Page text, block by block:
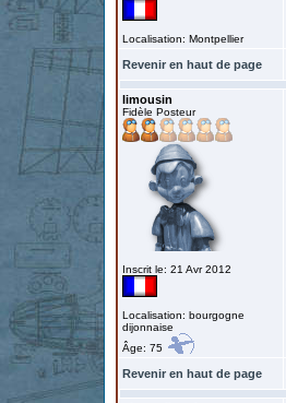
Localisation: Montpellier
Revenir en haut de page
limousin
Fidèle Posteur
Inscrit le: 21 Avr 2012
Localisation: bourgogne
dijonnaise
Âge: 75
Revenir en haut de page